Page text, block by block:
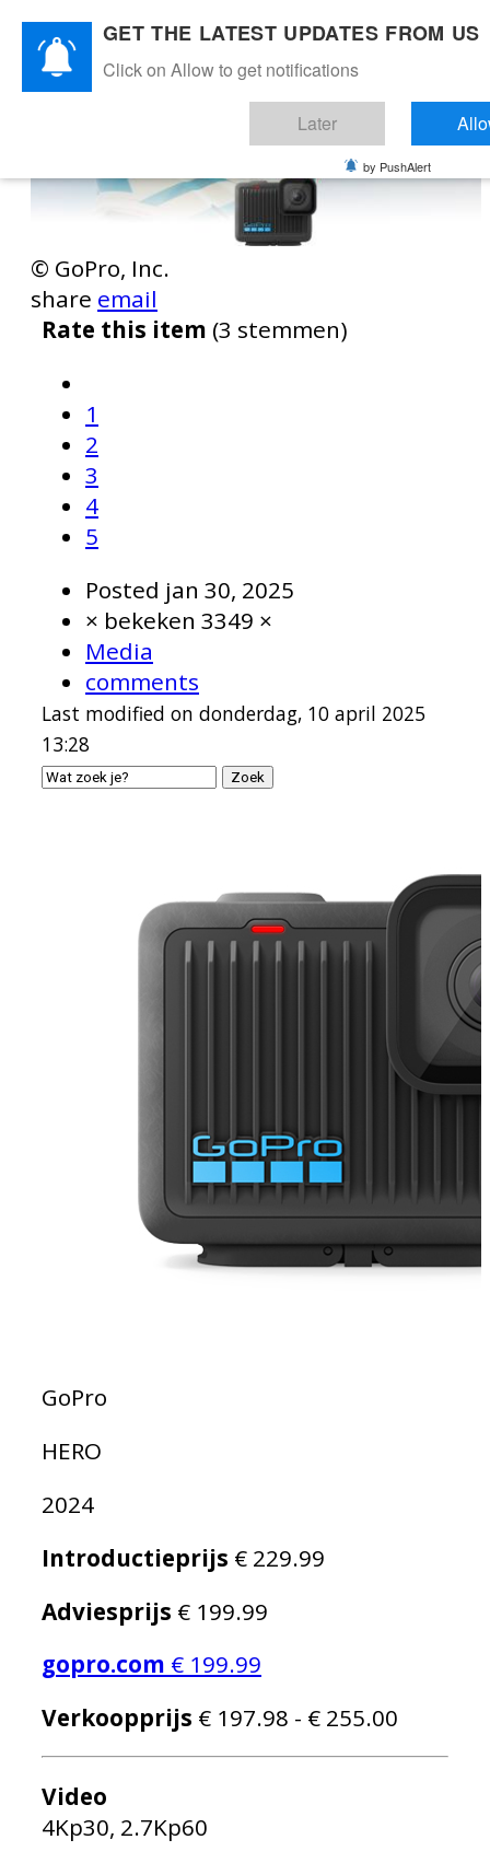
© GoPro, Inc.
share email
Rate this item (3 stemmen)
1
2
3
4
5
Posted jan 30, 2025
× bekeken 3349 ×
Media
comments
Last modified on donderdag, 10 april 2025
13:28
GoPro
HERO
2024
Introductieprijs € 229.99
Adviesprijs € 199.99
gopro.com € 199.99
Verkoopprijs € 197.98 - € 255.00
Video
4Kp30, 2.7Kp60
GET THE LATEST UPDATES FROM US
Click on Allow to get notifications
Later
by PushAlert